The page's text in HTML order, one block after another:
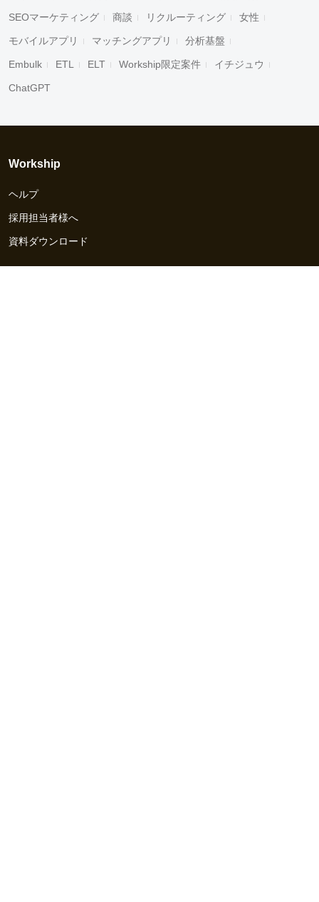
SEOマーケティング 商談 リクルーティング 女性
モバイルアプリ マッチングアプリ 分析基盤
Embulk ETL ELT Workship限定案件 イチジュウ
ChatGPT
Workship
ヘルプ
採用担当者様へ
資料ダウンロード